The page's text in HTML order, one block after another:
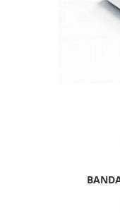
REZISTENTE DIGIVRARE
REZISTENTE
Compresoare Cubigel
Compresoare Cubigel
VAPORIZATOARE LU-